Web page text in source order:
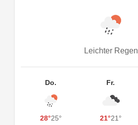
Leichter Regen
Do.
28°25°
Fr.
21°21°